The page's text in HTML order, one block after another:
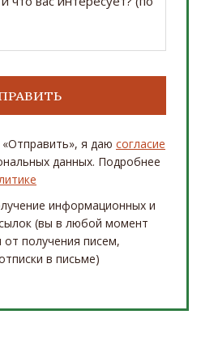
я даю согласие
данных. Подробнее
информационных и
(вы в любой момент
получения писем,
в письме)